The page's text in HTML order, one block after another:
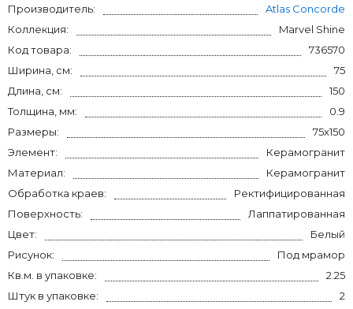
Производитель:
Atlas Concorde
Коллекция:
Marvel Shine
Код товара:
736570
Ширина, см:
75
Длина, см:
150
Толщина, мм:
0.9
Размеры:
75x150
Элемент:
Керамогранит
Материал:
Керамогранит
Обработка краев:
Ректифицированная
Поверхность:
Лаппатированная
Цвет:
Белый
Рисунок:
Под мрамор
Кв.м. в упаковке:
2.25
Штук в упаковке:
2